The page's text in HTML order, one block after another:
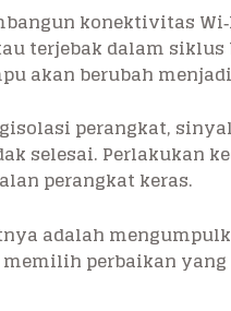
konektivitas
terjebak dalam siklus
akan berubah
perangkat,
selesai. Perlakukan
perangkat keras.
adalah
perbaikan yang